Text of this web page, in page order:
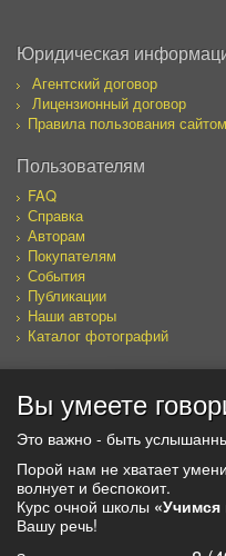
Юридическая
Агентский договор
Лицензионный договор
Правила пользования сайтом
Пользователям
FAQ
Справка
Авторам
Покупателям
События
Публикации
Наши авторы
Каталог фотографий
Мы в социальных сетях
© 2019,
Вы умеете
Это важно - быть
Порой нам не хватает
волнует и беспокоит.
Курс очной школы «Учимся
Вашу речь!